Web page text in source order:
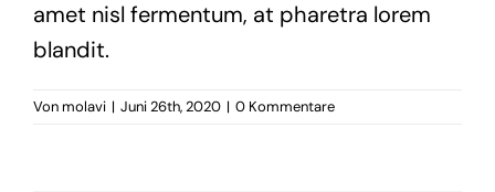
amet nisl fermentum, at pharetra lorem
blandit.
Vonmolavi | Juni 26th, 2020 | 0 Kommentare